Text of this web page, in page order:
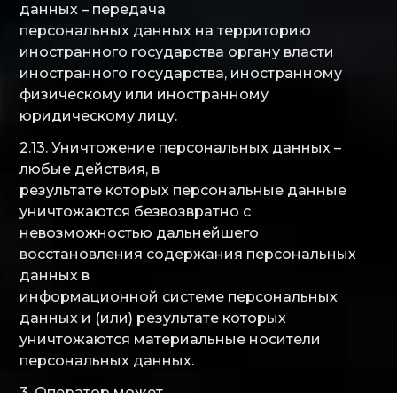
данных – передача
персональных данных на территорию
иностранного государства органу власти
иностранного государства, иностранному
физическому или иностранному
юридическому лицу.
2.13. Уничтожение персональных данных –
любые действия, в
результате которых персональные данные
уничтожаются безвозвратно с
невозможностью дальнейшего
восстановления содержания персональных
данных в
информационной системе персональных
данных и (или) результате которых
уничтожаются материальные носители
персональных данных.